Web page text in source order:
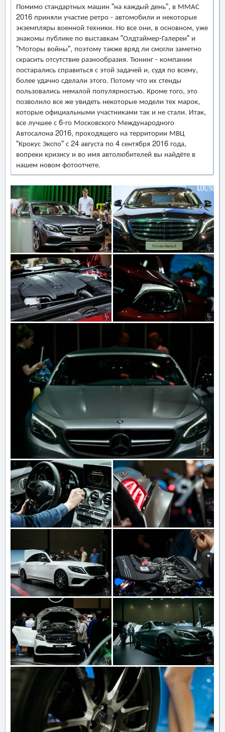
Помимо стандартных машин "на каждый день", в ММАС
2016 приняли участие ретро - автомобили и некоторые
экземпляры военной техники. Но все они, в основном, уже
знакомы публике по выставкам "Олдтаймер-Галереи" и
"Моторы войны", поэтому также вряд ли смогли заметно
скрасить отсутствие разнообразия. Тюнинг - компании
постарались справиться с этой задачей и, судя по всему,
более удачно сделали этого. Потому что их стенды
пользовались немалой популярностью. Кроме того, это
позволило все же увидеть некоторые модели тех марок,
которые официальными участниками так и не стали. Итак,
все лучшее с 6-го Московского Международного
Автосалона 2016, проходящего на территории МВЦ
"Крокус Экспо" с 24 августа по 4 сентября 2016 года,
вопреки кризису и во имя автолюбителей вы найдёте в
нашем новом фотоотчете.